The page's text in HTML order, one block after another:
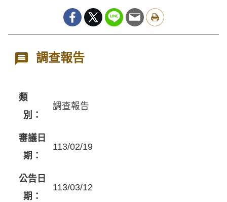
調查報告
類
別：
調查報告
審議日
期：
113/02/19
公告日
期：
113/03/12